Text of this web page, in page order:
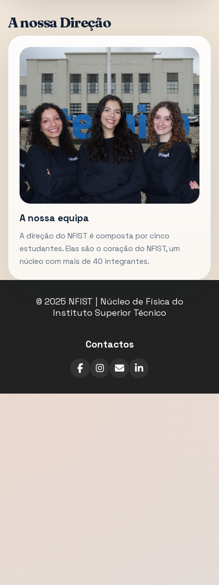
A nossa Direção
A nossa equipa
A direção do NFIST é composta por cinco
estudantes. Elas são o coração do NFIST, um
núcleo com mais de 40 integrantes.
© 2025 NFIST | Núcleo de Física do
Instituto Superior Técnico
Contactos